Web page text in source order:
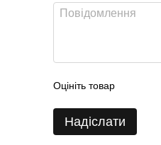
Оцініть товар
Надіслати